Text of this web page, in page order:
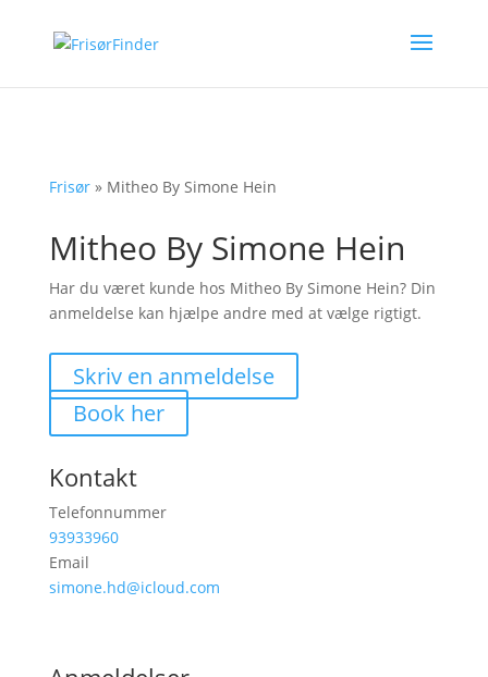
Frisør» Mitheo By Simone Hein
Mitheo By Simone Hein
Har du været kunde hos Mitheo By Simone Hein? Din
anmeldelse kan hjælpe andre med at vælge rigtigt.
Skriv en anmeldelse
Book her
Kontakt
Telefonnummer
93933960
Email
simone.hd@icloud.com